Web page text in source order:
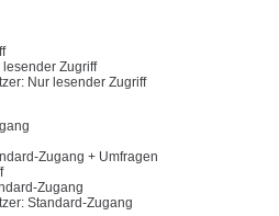
lesender Zugriff
Nur lesender Zugriff
Zugang + Umfragen
Zugang
Standard-Zugang